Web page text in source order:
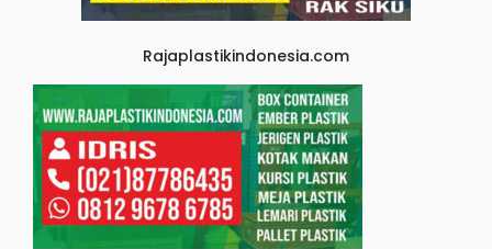
Rajaplastikindonesia.com